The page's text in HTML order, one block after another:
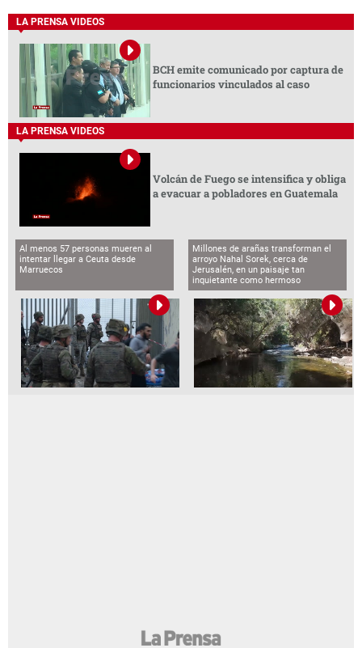
LA PRENSA VIDEOS
BCH emite comunicado por captura de
funcionarios vinculados al caso
LA PRENSA VIDEOS
Volcán de Fuego se intensifica y obliga
a evacuar a pobladores en Guatemala
Al menos 57 personas mueren al
intentar llegar a Ceuta desde
Marruecos
Millones de arañas transforman el
arroyo Nahal Sorek, cerca de
Jerusalén, en un paisaje tan
inquietante como hermoso